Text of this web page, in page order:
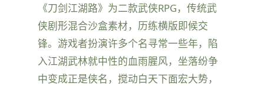
《刀剑江湖路》为二款武侠RPG，传统武
侠剧形混合沙盒素材，历练横版即候交
锋。游戏者扮演许多个名寻常一些年，陷
入江湖武林就中性的血雨腥风，坐落纷争
中变成正是侠名，搅动白天下面宏大势，